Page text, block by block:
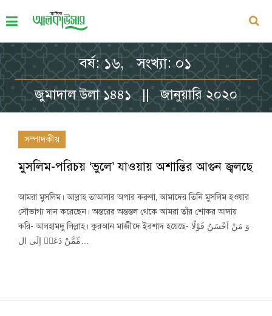
বর্ষ: ১৬, সংখ্যা: ০১
জুমাদাল উলা ১৪৪১ || জানুয়ারি ২০২০
সম্পাদকীয়
মুসলিম-পরিচয় ‘ভুলে’ যাওয়ায় অশান্তির আগুন জ্বলছে
আমরা মুসলিম। আল্লাহ তাআলার অপার করুণা, আমাদের তিনি মুসলিম হওয়ার
সৌভাগ্য দান করেছেন। অন্তরের অন্তস্তল থেকে আমরা তাঁর শোকর আদায়
করি- আলহামদু লিল্লাহ। কুরআন মাজীদে ইরশাদ হয়েছে- وَ مَنْ اَحْسَنُ قَوْلًا
مِّمَّنْ دَعَاۤ اِلَی ال…